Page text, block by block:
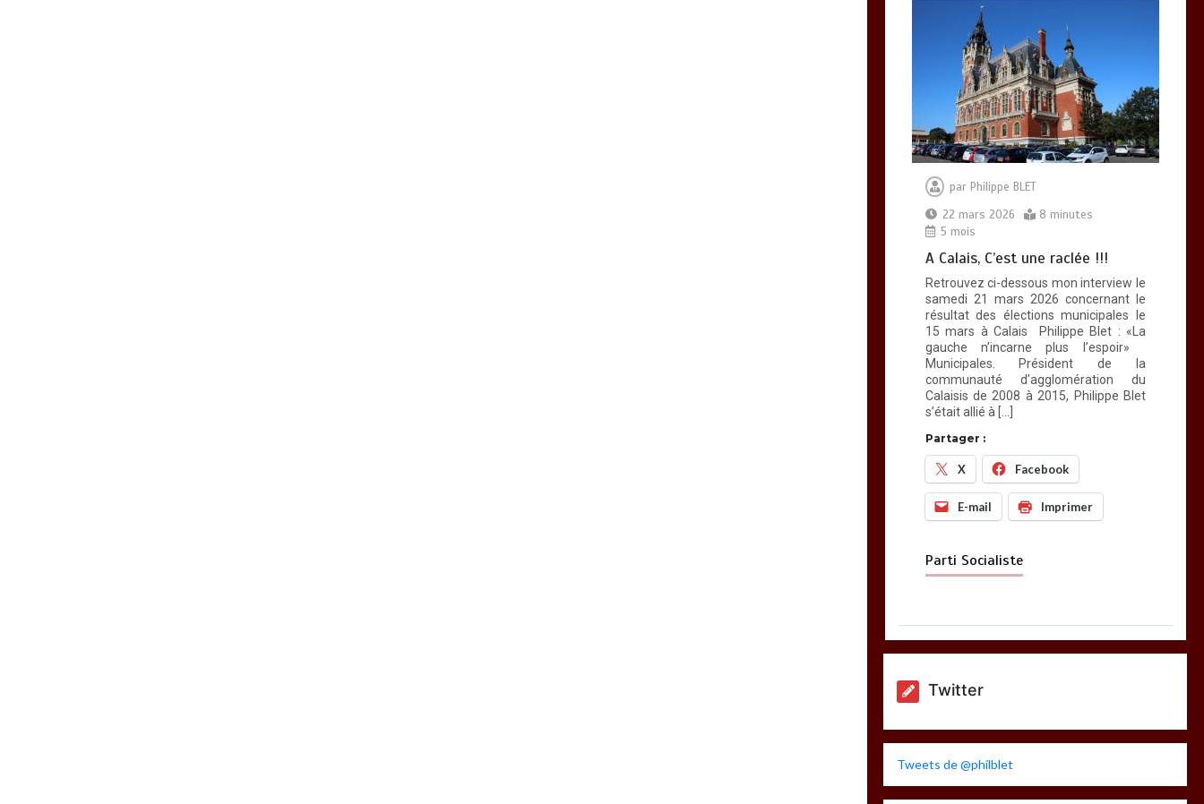
par Philippe BLET
22 mars 2026
8 minutes
5 mois
A Calais, C’est une raclée !!!
Retrouvez ci-dessous mon interview le
samedi 21 mars 2026 concernant le
résultat des élections municipales le
15 mars à Calais Philippe Blet : «La
gauche n’incarne plus l’espoir»
Municipales. Président de la
communauté d’agglomération du
Calaisis de 2008 à 2015, Philippe Blet
s’était allié à […]
Partager :
X Facebook
E-mail Imprimer
Parti Socialiste
Twitter
Tweets de @philblet